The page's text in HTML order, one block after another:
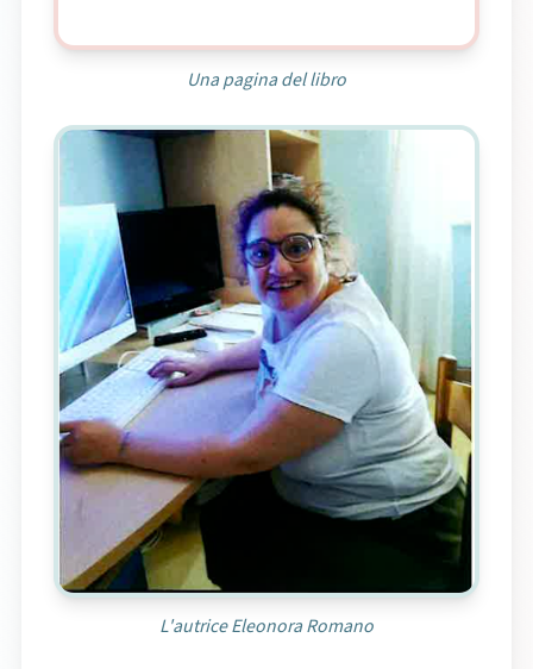
Una pagina del libro
L'autrice Eleonora Romano